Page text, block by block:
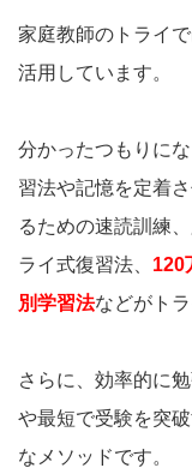
家庭教師のトライで
活用しています。
分かったつもりに
習法や記憶を定着
るための速読訓練
ライ式復習法、 120
別学習法などがト
さらに、効率的に
や最短で受験を突
なメソッドです。